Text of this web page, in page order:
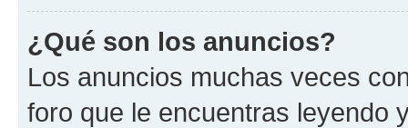
¿Qué son los anuncios?
Los anuncios muchas veces
foro que le encuentras leyendo